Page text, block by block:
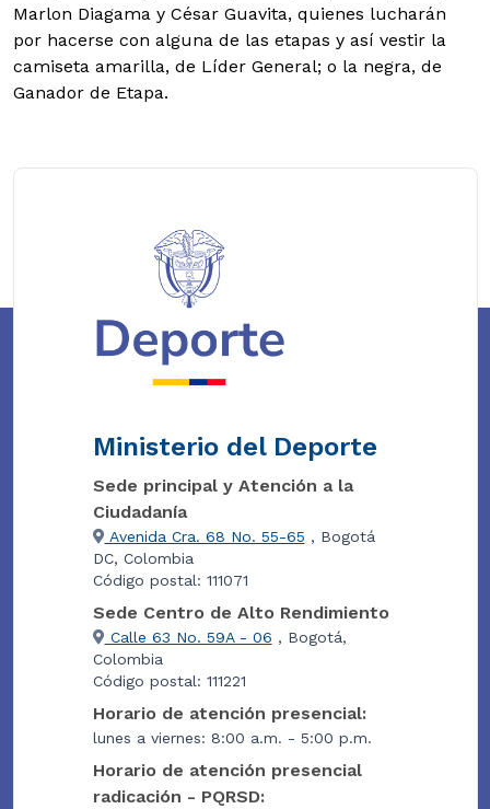
Marlon Diagama y César Guavita, quienes lucharán
por hacerse con alguna de las etapas y así vestir la
camiseta amarilla, de Líder General; o la negra, de
Ganador de Etapa.
Ministerio del Deporte
Sede principal y Atención a la
Ciudadanía
Avenida Cra. 68 No. 55-65 , Bogotá
DC, Colombia
Código postal: 111071
Sede Centro de Alto Rendimiento
Calle 63 No. 59A - 06 , Bogotá,
Colombia
Código postal: 111221
Horario de atención presencial:
lunes a viernes: 8:00 a.m. - 5:00 p.m.
Horario de atención presencial
radicación - PQRSD: